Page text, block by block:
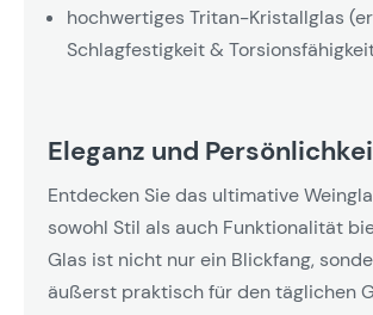
hochwertiges Tritan-Kristallglas
Schlagfestigkeit &
Eleganz und
Entdecken Sie das ultimative
sowohl Stil als auch Funktionalität
Glas ist nicht nur ein Blickfang,
äußerst praktisch für den täglichen